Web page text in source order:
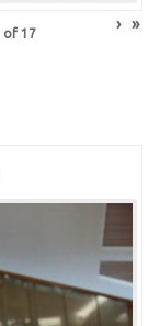
of 17 › »